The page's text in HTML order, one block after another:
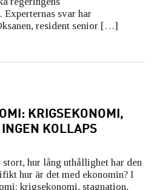
svar har
resident senior […]
KRIGSEKONOMI,
KOLLAPS
hur lång uthållighet har den
hur är det med ekonomin? I
krigsekonomi, stagnation,